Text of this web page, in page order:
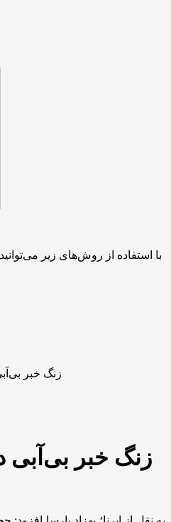
با استفاده از روش‌های زیر
زنگ خبر
زنگ خبر بی‌آبی